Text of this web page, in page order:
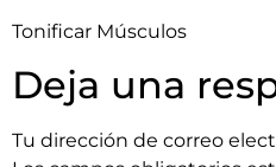
Tonificar Músculos
Deja una
Tu dirección de correo